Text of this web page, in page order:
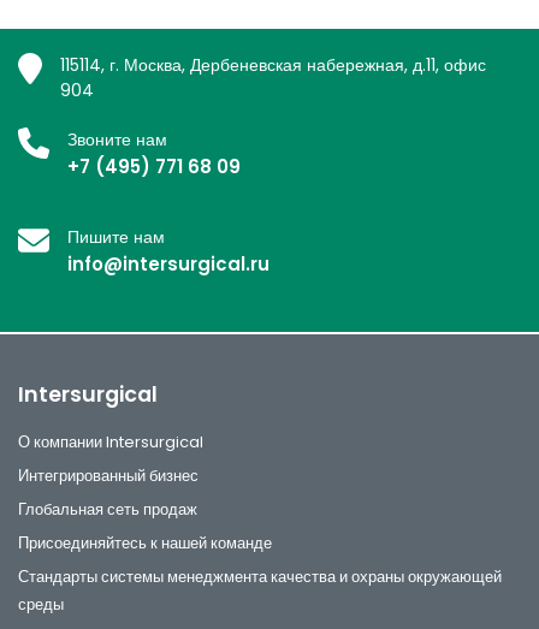
115114, г. Москва, Дербеневская набережная, д.11, офис
904
Звоните нам
+7 (495) 771 68 09
Пишите нам
info@intersurgical.ru
Intersurgical
О компании Intersurgical
Интегрированный бизнес
Глобальная сеть продаж
Присоединяйтесь к нашей команде
Стандарты системы менеджмента качества и охраны окружающей
среды